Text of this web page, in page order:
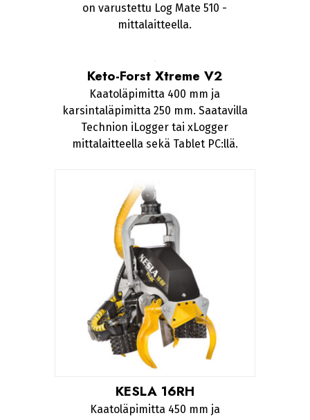
on varustettu Log Mate 510 -
mittalaitteella.
Keto-Forst Xtreme V2
Kaatoläpimitta 400 mm ja
karsintaläpimitta 250 mm. Saatavilla
Technion iLogger tai xLogger
mittalaitteella sekä Tablet PC:llä.
KESLA 16RH
Kaatoläpimitta 450 mm ja